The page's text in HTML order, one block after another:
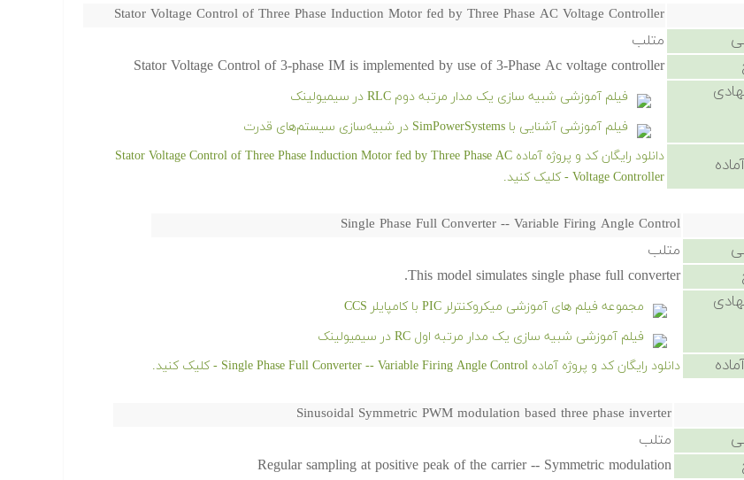
Stator Voltage Control of Three Phase Induction Motor fed by Three Phase AC Voltage Controller
متلب
Stator Voltage Control of 3-phase IM is implemented by use of 3-Phase Ac voltage controller
فیلم آموزشی شبیه سازی یک مدار مرتبه دوم RLC در سیمیولینک
فیلم آموزشی آشنایی با SimPowerSystems در شبیه‌سازی سیستم‌های قدرت
دانلود رایگان کد و پروژه آماده Stator Voltage Control of Three Phase Induction Motor fed by Three Phase AC
Voltage Controller - کلیک کنید.
Single Phase Full Converter -- Variable Firing Angle Control
متلب
This model simulates single phase full converter.
مجموعه فیلم های آموزشی میکروکنترلر PIC با کامپایلر CCS
فیلم آموزشی شبیه سازی یک مدار مرتبه اول RC در سیمیولینک
دانلود رایگان کد و پروژه آماده Single Phase Full Converter -- Variable Firing Angle Control - کلیک کنید.
Sinusoidal Symmetric PWM modulation based three phase inverter
متلب
Regular sampling at positive peak of the carrier -- Symmetric modulation